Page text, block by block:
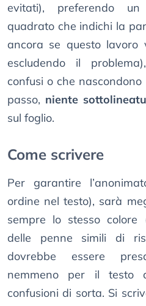
evitati), preferendo
quadrato che indichi la
ancora se questo lavoro
escludendo il
confusi o che
passo, niente
sul foglio.
Come scrivere
Per garantire
ordine nel testo), sarà
sempre lo stesso colore
delle penne simili di
dovrebbe essere
nemmeno per il testo
confusioni di sorta. Si